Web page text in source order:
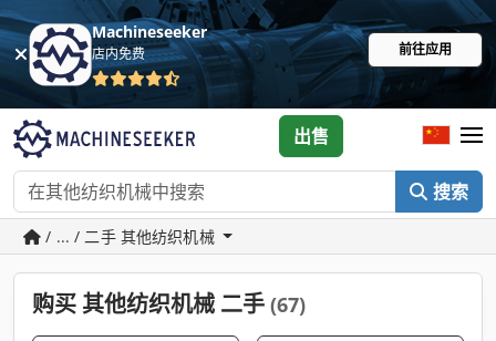
Machineseeker
店内免费 前往应用
搜索
出售
/ ... / 二手 其他纺织机械
购买 其他纺织机械 二手 (67)